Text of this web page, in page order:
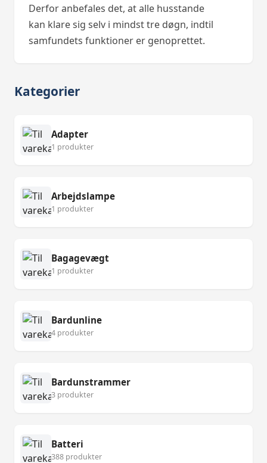
Derfor anbefales det, at alle husstande
kan klare sig selv i mindst tre døgn, indtil
samfundets funktioner er genoprettet.
Kategorier
Adapter
1 produkter
Arbejdslampe
1 produkter
Bagagevægt
1 produkter
Bardunline
4 produkter
Bardunstrammer
3 produkter
Batteri
388 produkter